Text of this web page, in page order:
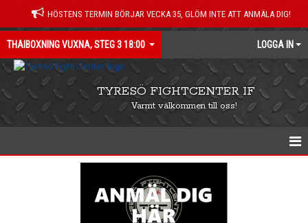
HÖSTENS TERMIN BÖRJAR VECKA 35, GLÖM INTE ATT ANMÄLA DIG!
THAIBOXNING VUXNA, STEG 3 18:00 LOGGA IN
TYRESÖ FIGHTCENTER IF
Varmt välkommen till oss!